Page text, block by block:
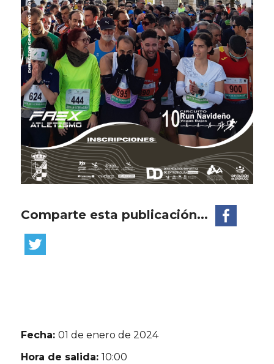
Comparte esta publicación...
Fecha:01 de enero de 2024
Hora de salida:10:00